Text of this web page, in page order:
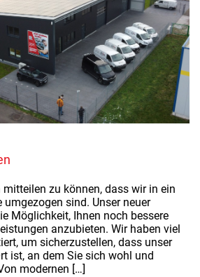
mitteilen zu können, dass wir in ein
umgezogen sind. Unser neuer
Möglichkeit, Ihnen noch bessere
anzubieten. Wir haben viel
um sicherzustellen, dass unser
ist, an dem Sie sich wohl und
modernen […]